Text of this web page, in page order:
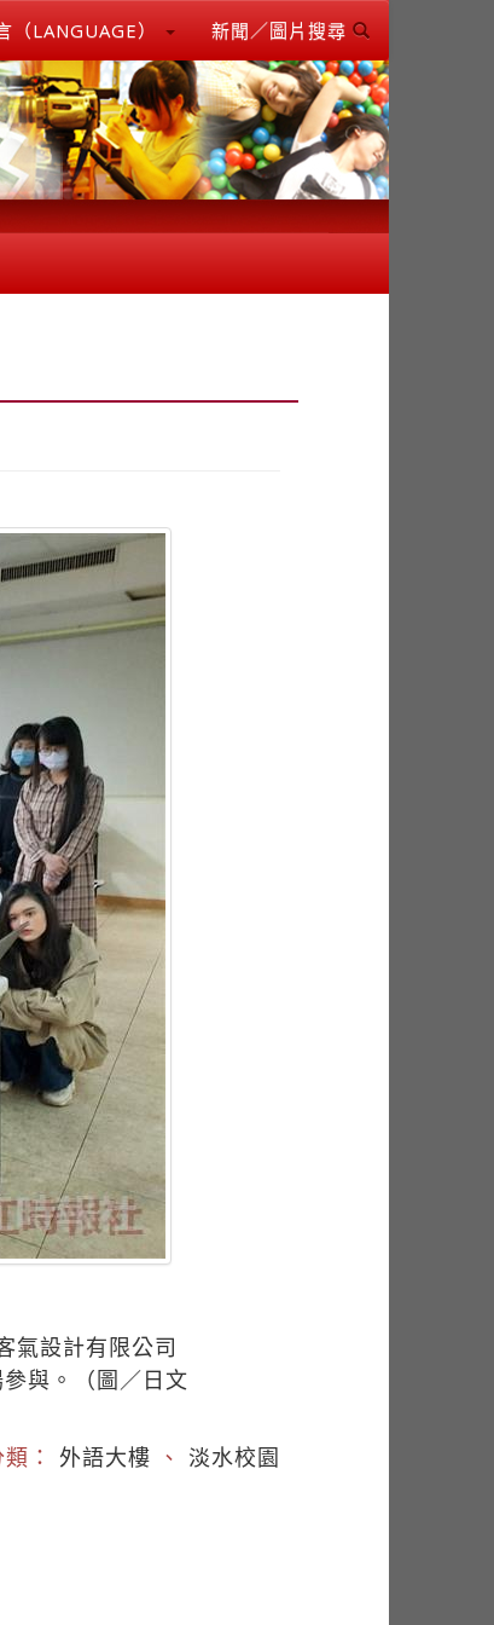
（LANGUAGE） 新聞／圖片搜尋
氣設計有限公司
與。（圖／日文
： 外語大樓 、 淡水校園